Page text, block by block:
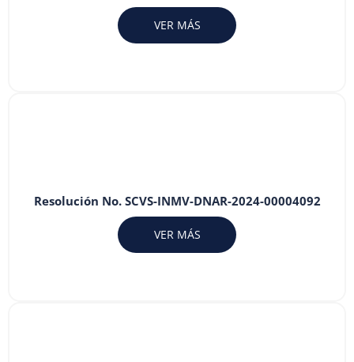
VER MÁS
Resolución No. SCVS-INMV-DNAR-2024-00004092
VER MÁS